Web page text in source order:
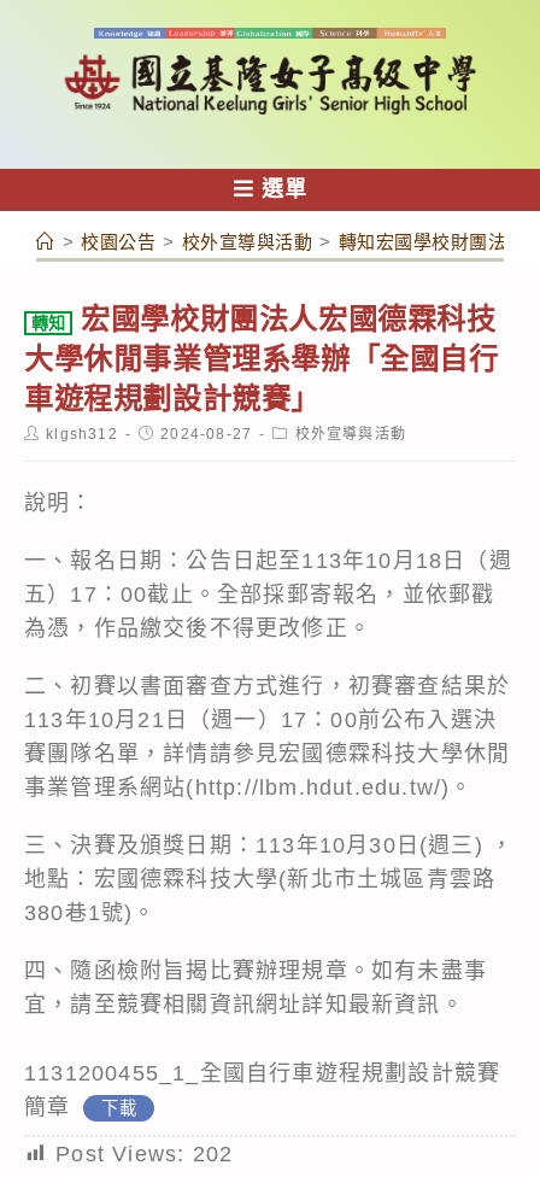
容
選單
> 校園公告 > 校外宣導與活動 > 轉知宏國學校財團法人
轉知
宏國學校財團法人宏國德霖科技
大學休閒事業管理系舉辦「全國自行
車遊程規劃設計競賽」
Postklgsh312
Post2024-08-27
Post校外宣導與活動
說明：
一、報名日期：公告日起至113年10月18日（週
五）17：00截止。全部採郵寄報名，並依郵戳
為憑，作品繳交後不得更改修正。
二、初賽以書面審查方式進行，初賽審查結果於
113年10月21日（週一）17：00前公布入選決
賽團隊名單，詳情請參見宏國德霖科技大學休閒
事業管理系網站(http://lbm.hdut.edu.tw/)。
三、決賽及頒獎日期：113年10月30日(週三) ，
地點：宏國德霖科技大學(新北市土城區青雲路
380巷1號)。
四、隨函檢附旨揭比賽辦理規章。如有未盡事
宜，請至競賽相關資訊網址詳知最新資訊。
1131200455_1_全國自行車遊程規劃設計競賽
簡章
下載
Post Views: 202